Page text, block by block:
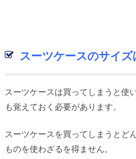
スーツケースのサイ
スーツケースは買ってしまうと使
も覚えておく必要があります。
スーツケースを買ってしまうとど
ものを使わざるを得ません。